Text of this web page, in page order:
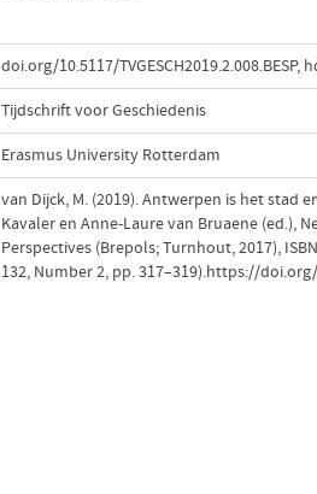
doi.org/10.5117/TVGESCH2019.2.008.BESP,
Tijdschrift voor Geschiedenis
Erasmus University Rotterdam
van Dijck, M. (2019). Antwerpen is het stad
Kavaler en Anne-Laure van Bruaene (ed.),
Perspectives (Brepols; Turnhout, 2017),
132, Number 2, pp. 317–319).https://doi.org/